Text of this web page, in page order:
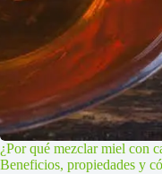
¿Por qué mezclar miel con
Beneficios, propiedades y